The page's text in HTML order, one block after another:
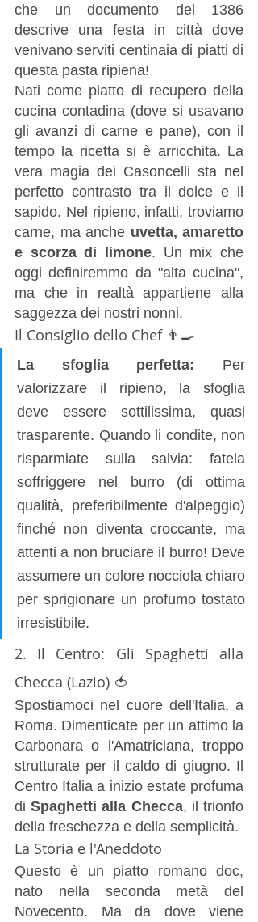
che un documento del 1386
descrive una festa in città dove
venivano serviti centinaia di piatti di
questa pasta ripiena!
Nati come piatto di recupero della
cucina contadina (dove si usavano
gli avanzi di carne e pane), con il
tempo la ricetta si è arricchita. La
vera magia dei Casoncelli sta nel
perfetto contrasto tra il dolce e il
sapido. Nel ripieno, infatti, troviamo
carne, ma anche uvetta, amaretto
e scorza di limone. Un mix che
oggi definiremmo da "alta cucina",
ma che in realtà appartiene alla
saggezza dei nostri nonni.
Il Consiglio dello Chef 👨‍🍳
La sfoglia perfetta: Per
valorizzare il ripieno, la sfoglia
deve essere sottilissima, quasi
trasparente. Quando li condite, non
risparmiate sulla salvia: fatela
soffriggere nel burro (di ottima
qualità, preferibilmente d'alpeggio)
finché non diventa croccante, ma
attenti a non bruciare il burro! Deve
assumere un colore nocciola chiaro
per sprigionare un profumo tostato
irresistibile.
2. Il Centro: Gli Spaghetti alla
Checca (Lazio) 🍅
Spostiamoci nel cuore dell'Italia, a
Roma. Dimenticate per un attimo la
Carbonara o l'Amatriciana, troppo
strutturate per il caldo di giugno. Il
Centro Italia a inizio estate profuma
di Spaghetti alla Checca, il trionfo
della freschezza e della semplicità.
La Storia e l'Aneddoto
Questo è un piatto romano doc,
nato nella seconda metà del
Novecento. Ma da dove viene